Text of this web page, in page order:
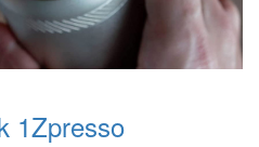
1Zpresso